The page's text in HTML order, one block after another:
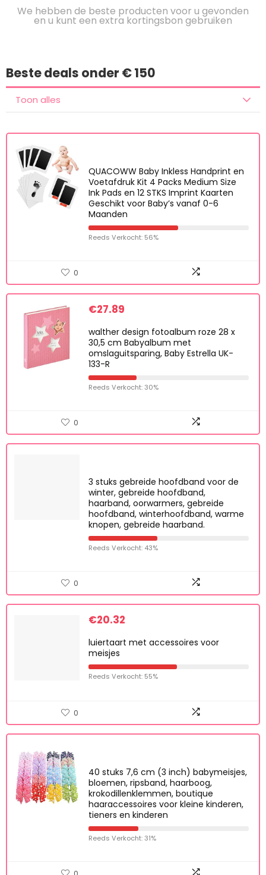
We hebben de beste producten voor u gevonden
en u kunt een extra kortingsbon gebruiken
Beste deals onder € 150
Toon alles
QUACOWW Baby Inkless Handprint en
Voetafdruk Kit 4 Packs Medium Size
Ink Pads en 12 STKS Imprint Kaarten
Geschikt voor Baby’s vanaf 0-6
Maanden
Reeds Verkocht: 56%
0
€27.89
walther design fotoalbum roze 28 x
30,5 cm Babyalbum met
omslaguitsparing, Baby Estrella UK-
133-R
Reeds Verkocht: 30%
0
3 stuks gebreide hoofdband voor de
winter, gebreide hoofdband,
haarband, oorwarmers, gebreide
hoofdband, winterhoofdband, warme
knopen, gebreide haarband.
Reeds Verkocht: 43%
0
€20.32
luiertaart met accessoires voor
meisjes
Reeds Verkocht: 55%
0
40 stuks 7,6 cm (3 inch) babymeisjes,
bloemen, ripsband, haarboog,
krokodillenklemmen, boutique
haaraccessoires voor kleine kinderen,
tieners en kinderen
Reeds Verkocht: 31%